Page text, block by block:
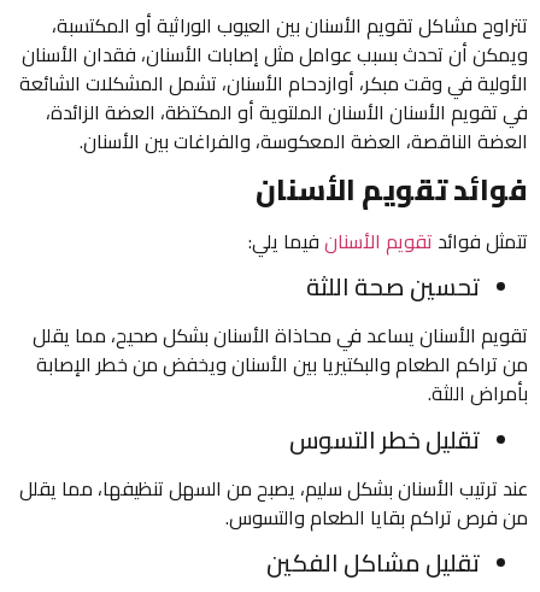
تتراوح مشاكل تقويم الأسنان بين العيوب الوراثية أو المكتسبة،
ويمكن أن تحدث بسبب عوامل مثل إصابات الأسنان، فقدان الأسنان
الأولية في وقت مبكر، أوازدحام الأسنان، تشمل المشكلات الشائعة
في تقويم الأسنان الأسنان الملتوية أو المكتظة، العضة الزائدة،
العضة الناقصة، العضة المعكوسة، والفراغات بين الأسنان.
فوائد تقويم الأسنان
تتمثل فوائد تقويم الأسنانفيما يلي:
تحسين صحة اللثة
تقويم الأسنان يساعد في محاذاة الأسنان بشكل صحيح، مما يقلل
من تراكم الطعام والبكتيريا بين الأسنان ويخفض من خطر الإصابة
بأمراض اللثة.
تقليل خطر التسوس
عند ترتيب الأسنان بشكل سليم، يصبح من السهل تنظيفها، مما يقلل
من فرص تراكم بقايا الطعام والتسوس.
تقليل مشاكل الفكين